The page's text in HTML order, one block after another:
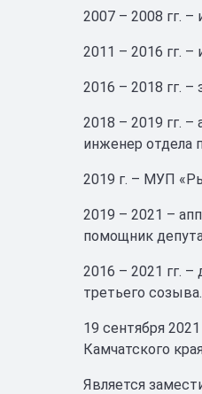
2007 – 2008 гг.
2011 – 2016 гг.
2016 – 2018 гг.
2018 – 2019 гг. –
инженер отдела
2019 г. – МУП
2019 – 2021 –
помощник
2016 – 2021 гг. –
третьего созыва.
19 сентября
Камчатского
Является